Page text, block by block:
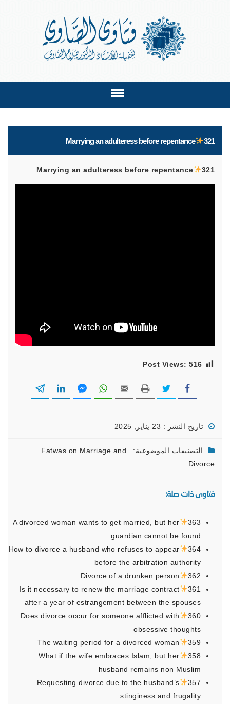
321
Marrying an adulteress before repentance
321
Marrying an adulteress before repentance
Post Views: 516
تاريخ النشر : 23 يناير, 2025
التصنيفات الموضوعية: Fatwas on Marriage and
Divorce
فتاوى ذات صلة:
363
A divorced woman wants to get married, but her
guardian cannot be found
364
How to divorce a husband who refuses to appear
before the arbitration authority
362
Divorce of a drunken person
361
Is it necessary to renew the marriage contract
after a year of estrangement between the spouses
360
Does divorce occur for someone afflicted with
obsessive thoughts
359
The waiting period for a divorced woman
358
What if the wife embraces Islam, but her
husband remains non Muslim
357
Requesting divorce due to the husband’s
stinginess and frugality